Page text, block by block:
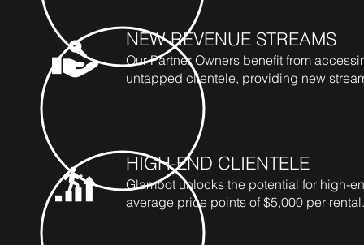
NEW REVENUE STREAMS
Our Partner Owners benefit from
untapped clientele, providing new
HIGH-END CLIENTELE
Glambot unlocks the potential for high-
average price points of $5,000 per